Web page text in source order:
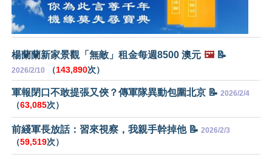
楊蘭蘭新家景觀「無敵」租金每週8500 澳元 🖼️📝
2026/2/10 （143,890次）
軍報閉口不敢提張又俠？傳軍隊異動包圍北京 📝 2026/2/4
（63,085次）
前綫軍長放話：習來視察，我親手幹掉他 📝 2026/2/3
（59,519次）